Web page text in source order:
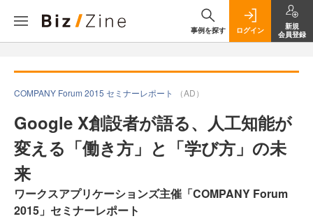
事例を探す ログイン
新規
会員登録
COMPANY Forum 2015 セミナーレポート （AD）
Google X創設者が語る、人工知能が
変える「働き方」と「学び方」の未
来
ワークスアプリケーションズ主催「COMPANY Forum
2015」セミナーレポート